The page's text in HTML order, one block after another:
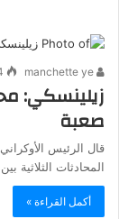
زيلينسكي:
صعبة
قال الرئيس
المحادثات
أكمل القراءة »